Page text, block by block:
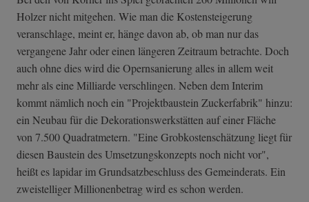
Holzer nicht mitgehen. Wie man die Kostensteigerung
veranschlage, meint er, hänge davon ab, ob man nur das
vergangene Jahr oder einen längeren Zeitraum betrachte. Doch
auch ohne dies wird die Opernsanierung alles in allem weit
mehr als eine Milliarde verschlingen. Neben dem Interim
kommt nämlich noch ein "Projektbaustein Zuckerfabrik" hinzu:
ein Neubau für die Dekorationswerkstätten auf einer Fläche
von 7.500 Quadratmetern. "Eine Grobkostenschätzung liegt für
diesen Baustein des Umsetzungskonzepts noch nicht vor",
heißt es lapidar im Grundsatzbeschluss des Gemeinderats. Ein
zweistelliger Millionenbetrag wird es schon werden.